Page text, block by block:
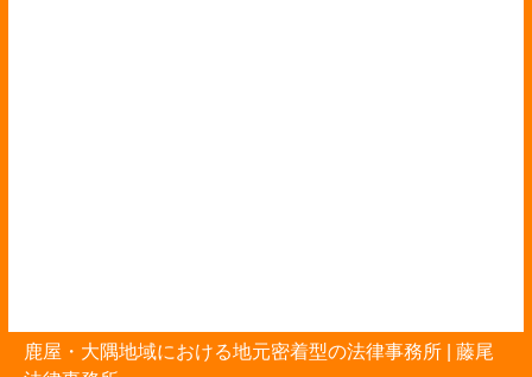
鹿屋・大隅地域における地元密着型の法律事務所 | 藤尾